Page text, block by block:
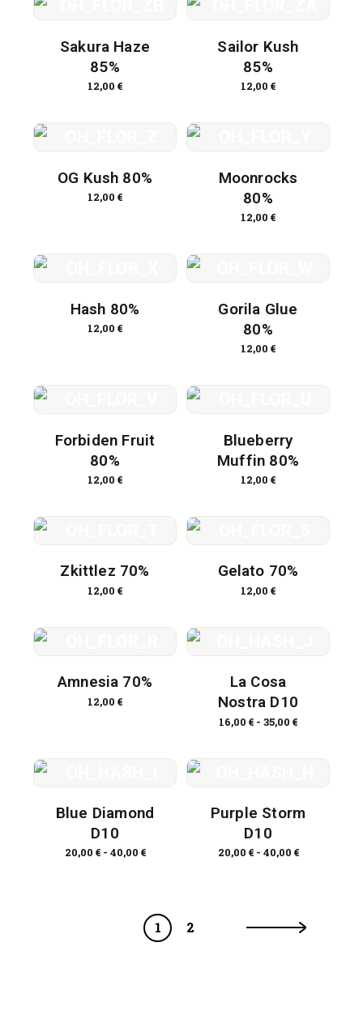
Sakura Haze
85%
12,00 €
Sailor Kush
85%
12,00 €
OG Kush 80%
12,00 €
Moonrocks
80%
12,00 €
Hash 80%
12,00 €
Gorila Glue
80%
12,00 €
Forbiden Fruit
80%
12,00 €
Blueberry
Muffin 80%
12,00 €
Zkittlez 70%
12,00 €
Gelato 70%
12,00 €
Amnesia 70%
12,00 €
La Cosa
Nostra D10
16,00 € - 35,00 €
Blue Diamond
D10
20,00 € - 40,00 €
Purple Storm
D10
20,00 € - 40,00 €
1 2 →